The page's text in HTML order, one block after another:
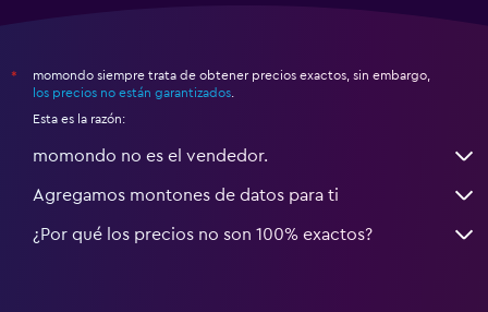
*
momondo siempre trata de obtener precios exactos, sin embargo,
los precios no están garantizados
Esta es la razón:
momondo no es el vendedor.
Agregamos montones de datos para ti
¿Por qué los precios no son 100% exactos?